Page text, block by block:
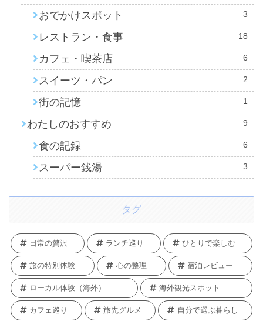
おでかけスポット 3
レストラン・食事 18
カフェ・喫茶店 6
スイーツ・パン 2
街の記憶 1
わたしのおすすめ 9
食の記録 6
スーパー銭湯 3
タグ
日常の贅沢 ランチ巡り ひとりで楽しむ
旅の特別体験 心の整理 宿泊レビュー
ローカル体験（海外） 海外観光スポット
カフェ巡り 旅先グルメ 自分で選ぶ暮らし